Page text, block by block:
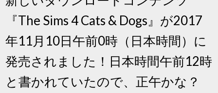
『The Sims 4 Cats & Dogs』が2017
年11月10日午前0時（日本時間）に
発売されました！日本時間午前12時
と書かれていたので、正午かな？